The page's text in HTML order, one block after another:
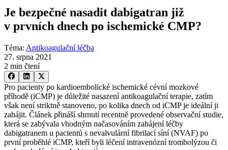
Je bezpečné nasadit dabigatran již
v prvních dnech po ischemické CMP?
Téma: Antikoagulační léčba
27. srpna 2021
2 min čtení
Pro pacienty po kardioembolické ischemické cévní mozkové
příhodě (iCMP) je důležité nasazení antikoagulační terapie, zatím
však není striktně stanoveno, po kolika dnech od iCMP je ideální ji
zahájit. Článek přináší shrnutí recentně provedené observační studie,
která se zabývala vhodným načasováním zahájení léčby
dabigatranem u pacientů s nevalvulární fibrilací síní (NVAF) po
první proběhlé iCMP, kteří byli léčení intravenózní trombolýzou či